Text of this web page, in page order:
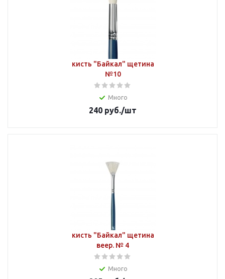
кисть "Байкал" щетина
№10
Много
240 руб./шт
кисть "Байкал" щетина
веер. № 4
Много